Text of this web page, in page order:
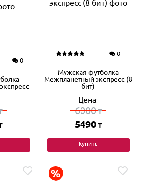
0
0
Мужская футболка
Межпланетный экспресс (8
бит)
Цена:
6000₸
5490 ₸
Купить